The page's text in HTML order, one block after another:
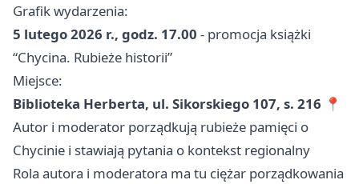
Grafik wydarzenia:
5 lutego 2026 r., godz. 17.00 - promocja książki
“Chycina. Rubieże historii”
Miejsce:
Biblioteka Herberta, ul. Sikorskiego 107, s. 216 📍
Autor i moderator porządkują rubieże pamięci o
Chycinie i stawiają pytania o kontekst regionalny
Rola autora i moderatora ma tu ciężar porządkowania